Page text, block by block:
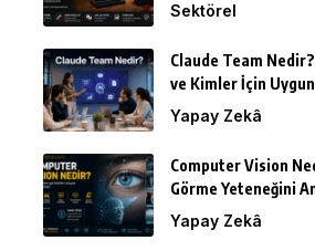
Sektörel
Claude Team
ve Kimler İçin
Yapay Zekâ
Computer Vision
Görme Yeteneğini
Yapay Zekâ